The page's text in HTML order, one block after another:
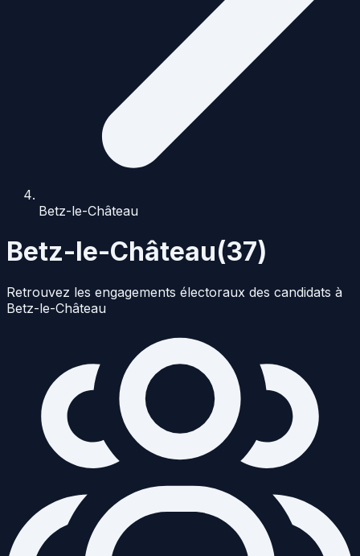
Betz-le-Château
Betz-le-Château(37)
Retrouvez les engagements électoraux des candidats à
Betz-le-Château